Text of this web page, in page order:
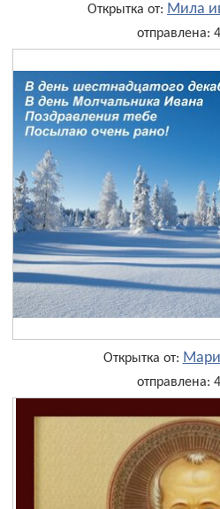
Открытка от: Мила
отправлена:
Открытка от:
отправлена: